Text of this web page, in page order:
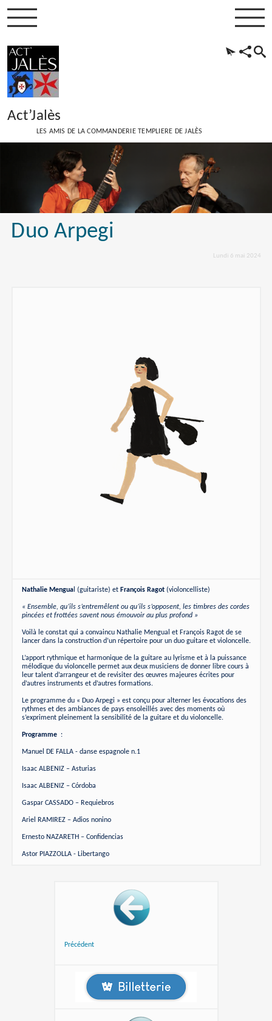
Act’Jalès
LES AMIS DE LA COMMANDERIE TEMPLIERE DE JALÈS
Duo Arpegi
Lundi 6 mai 2024
Nathalie Mengual (guitariste) et François Ragot(violoncelliste)
« Ensemble, qu’ils s’entremêlent ou qu’ils s’opposent, les timbres des cordes
pincées et frottées savent nous émouvoir au plus profond »
Voilà le constat qui a convaincu Nathalie Mengual et François Ragot de se
lancer dans la construction d’un répertoire pour un duo guitare et violoncelle.
L’apport rythmique et harmonique de la guitare au lyrisme et à la puissance
mélodique du violoncelle permet aux deux musiciens de donner libre cours à
leur talent d’arrangeur et de revisiter des œuvres majeures écrites pour
d’autres instruments et d’autres formations.
Le programme du « Duo Arpegi » est conçu pour alterner les évocations des
rythmes et des ambiances de pays ensoleillés avec des moments où
s’expriment pleinement la sensibilité de la guitare et du violoncelle.
Programme :
Manuel DE FALLA - danse espagnole n.1
Isaac ALBENIZ – Asturias
Isaac ALBENIZ – Córdoba
Gaspar CASSADO – Requiebros
Ariel RAMIREZ – Adios nonino
Ernesto NAZARETH – Confidencias
Astor PIAZZOLLA - Libertango
Précédent